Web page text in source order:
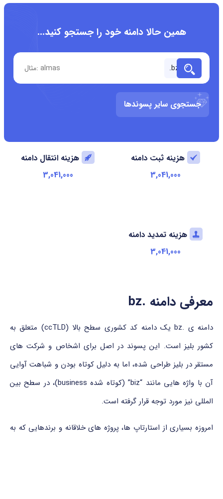
همین حالا دامنه خود را جستجو کنید...
جستجوی سایر پسوندها
هزینه ثبت دامنه
3,041,000
هزینه انتقال دامنه
3,041,000
هزینه تمدید دامنه
3,041,000
معرفی دامنه .bz
دامنه ی .bz یک دامنه کد کشوری سطح بالا (ccTLD) متعلق به
کشور بلیز است. این پسوند در اصل برای اشخاص و شرکت های
مستقر در بلیز طراحی شده، اما به دلیل کوتاه بودن و شباهت آوایی
آن با واژه هایی مانند “biz” (کوتاه شده business)، در سطح بین
المللی نیز مورد توجه قرار گرفته است.
امروزه بسیاری از استارتاپ ها، پروژه های خلاقانه و برندهایی که به